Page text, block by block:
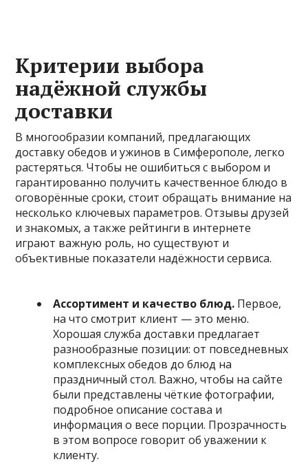
Критерии выбора
надёжной службы
доставки
В многообразии компаний, предлагающих
доставку обедов и ужинов в Симферополе, легко
растеряться. Чтобы не ошибиться с выбором и
гарантированно получить качественное блюдо в
оговорённые сроки, стоит обращать внимание на
несколько ключевых параметров. Отзывы друзей
и знакомых, а также рейтинги в интернете
играют важную роль, но существуют и
объективные показатели надёжности сервиса.
Ассортимент и качество блюд. Первое,
на что смотрит клиент — это меню.
Хорошая служба доставки предлагает
разнообразные позиции: от повседневных
комплексных обедов до блюд на
праздничный стол. Важно, чтобы на сайте
были представлены чёткие фотографии,
подробное описание состава и
информация о весе порции. Прозрачность
в этом вопросе говорит об уважении к
клиенту.